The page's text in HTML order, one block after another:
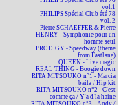
vol.1
PHILIPS Spécial Club été 78
vol. 2
Pierre SCHAEFFER & Pierre
HENRY - Symphonie pour un
homme seul
PRODIGY - Speedway (theme
from Fastlane)
QUEEN - Live magic
REAL THING - Boogie down
RITA MITSOUKO n°1 - Marcia
baila / Hip kit
RITA MITSOUKO n°2 - C'est
comme ça / Y'a d'la haine
RITA MITSOUKO n°3 - Andy /